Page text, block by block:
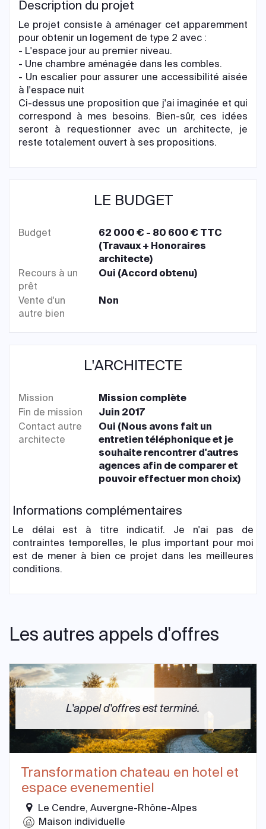
Description du projet
Le projet consiste à aménager cet apparemment
pour obtenir un logement de type 2 avec :
- L'espace jour au premier niveau.
- Une chambre aménagée dans les combles.
- Un escalier pour assurer une accessibilité aisée
à l'espace nuit
Ci-dessus une proposition que j'ai imaginée et qui
correspond à mes besoins. Bien-sûr, ces idées
seront à requestionner avec un architecte, je
reste totalement ouvert à ses propositions.
LE BUDGET
Budget
62 000 € - 80 600 € TTC
(Travaux + Honoraires
architecte)
Recours à un
prêt
Oui (Accord obtenu)
Vente d'un
autre bien
Non
L'ARCHITECTE
Mission
Mission complète
Fin de mission
Juin 2017
Contact autre
architecte
Oui (Nous avons fait un
entretien téléphonique et je
souhaite rencontrer d'autres
agences afin de comparer et
pouvoir effectuer mon choix)
Informations complémentaires
Le délai est à titre indicatif. Je n'ai pas de
contraintes temporelles, le plus important pour moi
est de mener à bien ce projet dans les meilleures
conditions.
Les autres appels d'offres
L'appel d'offres est terminé.
Transformation chateau en hotel et
espace evenementiel
Le Cendre, Auvergne-Rhône-Alpes
Maison individuelle